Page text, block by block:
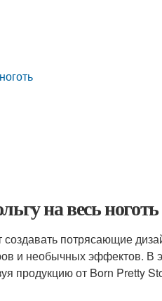
на весь ноготь
создавать потрясающие
и необычных эффектов. В
продукцию от Born Pretty